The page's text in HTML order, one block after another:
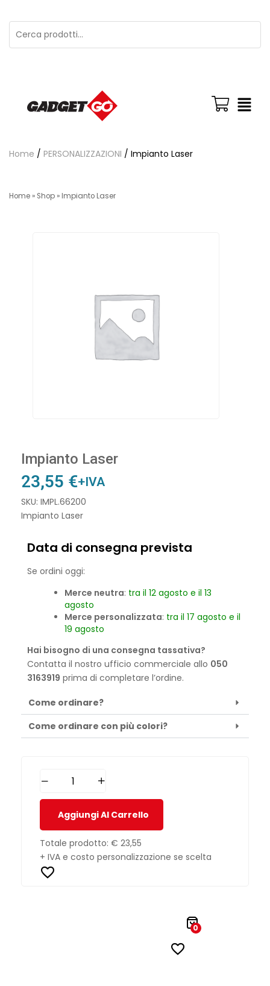
Home / PERSONALIZZAZIONI / Impianto Laser
Home » Shop » Impianto Laser
Impianto Laser
23,55 €+IVA
SKU: IMPL.66200
Impianto Laser
Data di consegna prevista
Se ordini oggi:
Merce neutra: tra il 12 agosto e il 13
agosto
Merce personalizzata: tra il 17 agosto e il
19 agosto
Hai bisogno di una consegna tassativa?
Contatta il nostro ufficio commerciale allo 050
3163919 prima di completare l’ordine.
Come ordinare?
Come ordinare con più colori?
Aggiungi Al Carrello
Totale prodotto: € 23,55
+ IVA e costo personalizzazione se scelta
0